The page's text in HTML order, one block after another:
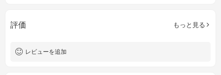
評価 もっと見る
レビューを追加